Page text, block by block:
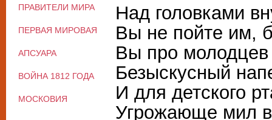
Над головками
Вы не пойте им,
Вы про
Безыскусный
И для детского
Угрожающе мил
ПРАВИТЕЛИ МИРА
ПЕРВАЯ МИРОВАЯ
АПСУАРА
ВОЙНА 1812 ГОДА
МОСКОВИЯ